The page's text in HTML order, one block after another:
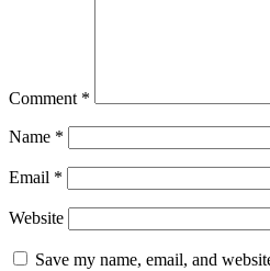
Comment *
Name *
Email *
Website
Save my name, email, and